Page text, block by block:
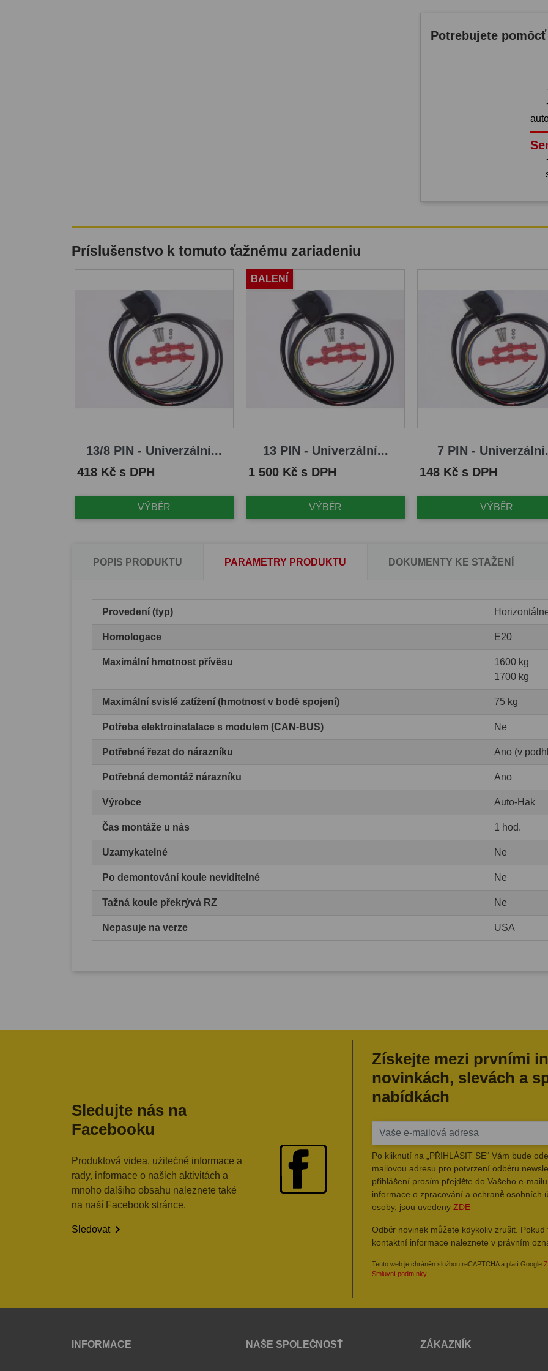
Potrebujete
Príslušenstvo k tomuto ťažnému zariadeniu
13/8 PIN - Univerzální...
Cena
418 Kč s DPH
VÝBĚR
13 PIN - Univerzální...
Cena
1 500 Kč s DPH
VÝBĚR
BALENÍ
7 PIN -
Cena
148 Kč s DPH
VÝBĚR
POPIS PRODUKTU PARAMETRY PRODUKTU DOKUMENTY KE STAŽENÍ
Provedení (typ)
Homologace E20
Maximální hmotnost přívěsu
1600 kg
1700 kg
Maximální svislé zatížení (hmotnost v bodě spojení) 75 kg
Potřeba elektroinstalace s modulem (CAN-BUS) Ne
Potřebné řezat do nárazníku Ano (v
Potřebná demontáž nárazníku Ano
Výrobce Auto-Hak
Čas montáže u nás 1 hod.
Uzamykatelné Ne
Po demontování koule neviditelné Ne
Tažná koule překrývá RZ Ne
Nepasuje na verze USA
Sledujte nás na
Facebooku
Produktová videa, užitečné informace a
rady, informace o našich aktivitách a
mnoho dalšího obsahu naleznete také
na naší Facebook stránce.
Sledovat
Získejte mezi prvními
novinkách, slevách a
nabídkách
Po kliknutí na „PŘIHLÁSIT SE“ Vám bude
mailovou adresu pro potvrzení odběru
přihlášení prosím přejděte do Vašeho e-
informace o zpracování a ochraně osobních
osoby, jsou uvedeny ZDE
Odběr novinek můžete kdykoliv zrušit.
kontaktní informace naleznete v právním
Tento web je chráněn službou reCAPTCHA a platí Google
Smluvní podmínky.
INFORMACE NAŠE SPOLEČNOSŤ ZÁKAZNÍK